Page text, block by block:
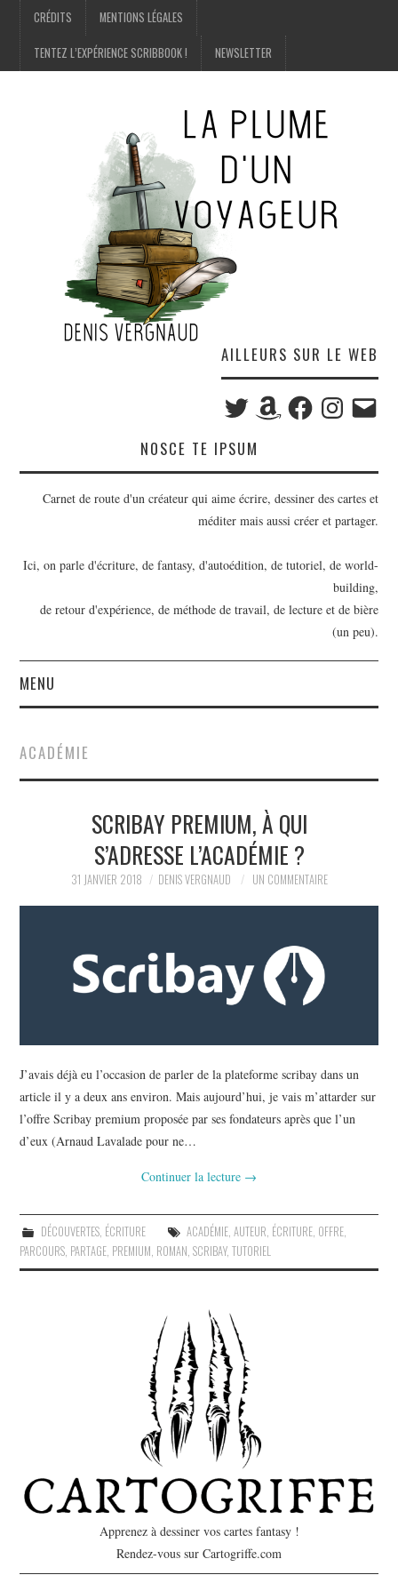
CRÉDITS MENTIONS LÉGALES
TENTEZ L’EXPÉRIENCE SCRIBBOOK ! NEWSLETTER
AILLEURS SUR LE WEB
Twitter AmazonFacebookInstagram
E-
mail
NOSCE TE IPSUM
Carnet de route d'un créateur qui aime écrire, dessiner des cartes et
méditer mais aussi créer et partager.
Ici, on parle d'écriture, de fantasy, d'autoédition, de tutoriel, de world-
building,
de retour d'expérience, de méthode de travail, de lecture et de bière
(un peu).
MENU
OUTILS D’ÉCRIVAIN
L’AUTEUR
LE CARTOGRAPHE
CONTACT
ACADÉMIE
SCRIBAY PREMIUM, À QUI
S’ADRESSE L’ACADÉMIE ?
31 JANVIER 2018 DENIS VERGNAUD UN COMMENTAIRE
J’avais déjà eu l’occasion de parler de la plateforme scribay dans un
article il y a deux ans environ. Mais aujourd’hui, je vais m’attarder sur
l’offre Scribay premium proposée par ses fondateurs après que l’un
d’eux (Arnaud Lavalade pour ne…
Continuer la lecture →
DÉCOUVERTES, ÉCRITURE ACADÉMIE, AUTEUR, ÉCRITURE, OFFRE,
PARCOURS, PARTAGE, PREMIUM, ROMAN,SCRIBAY,TUTORIEL
Apprenez à dessiner vos cartes fantasy !
Rendez-vous sur Cartogriffe.com